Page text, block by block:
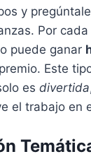
y
Por
puede ganar
Este
es divertida
el trabajo en